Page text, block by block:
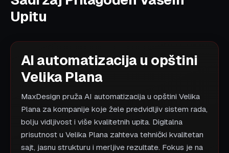
Upitu
AI automatizacija u opštini
Velika Plana
MaxDesign pruža AI automatizacija u opštini Velika
Plana za kompanije koje žele predvidljiv sistem rada,
bolju vidljivost i više kvalitetnih upita. Digitalna
prisutnost u Velika Plana zahteva tehnički kvalitetan
sajt, jasnu strukturu i merljive rezultate. Fokus je na